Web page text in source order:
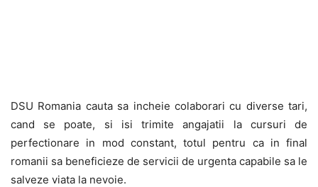
DSU Romania cauta sa incheie colaborari cu diverse tari,
cand se poate, si isi trimite angajatii la cursuri de
perfectionare in mod constant, totul pentru ca in final
romanii sa beneficieze de servicii de urgenta capabile sa le
salveze viata la nevoie.